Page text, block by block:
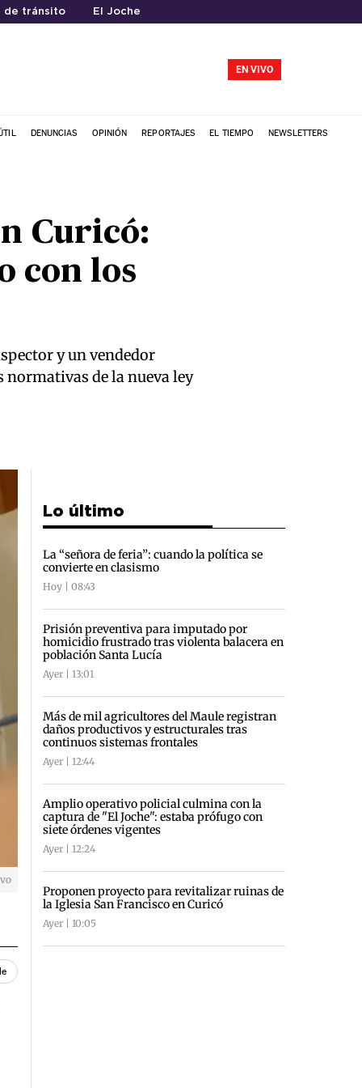
de tránsito El Joche
EN VIVO
DENUNCIAS OPINIÓN REPORTAJES EL TIEMPO NEWSLETTERS
Curicó:
con los
y un vendedor
de la nueva ley
Lo último
La “señora de feria”: cuando la política se
convierte en clasismo
Hoy | 08:43
Prisión preventiva para imputado por
homicidio frustrado tras violenta balacera en
población Santa Lucía
Ayer | 13:01
Más de mil agricultores del Maule registran
daños productivos y estructurales tras
continuos sistemas frontales
Ayer | 12:44
Amplio operativo policial culmina con la
captura de "El Joche": estaba prófugo con
siete órdenes vigentes
Ayer | 12:24
Proponen proyecto para revitalizar ruinas de
la Iglesia San Francisco en Curicó
Ayer | 10:05